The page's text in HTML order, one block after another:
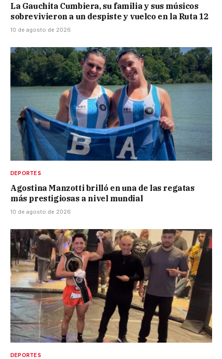
La Gauchita Cumbiera, su familia y sus músicos
sobrevivieron a un despiste y vuelco en la Ruta 12
10 de agosto de 2026
DEPORTES
Agostina Manzotti brilló en una de las regatas
más prestigiosas a nivel mundial
10 de agosto de 2026
DEPORTES